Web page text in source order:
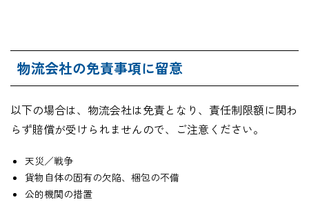
物流会社の免責事項に留意
以下の場合は、物流会社は免責となり、責任制限額に関わ
らず賠償が受けられませんので、ご注意ください。
天災／戦争
貨物自体の固有の欠陥、梱包の不備
公的機関の措置